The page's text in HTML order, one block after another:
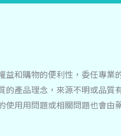
和購物的便利性，委任專業
的產品理念，來源不明或品質
使用用問題或相關問題也會由